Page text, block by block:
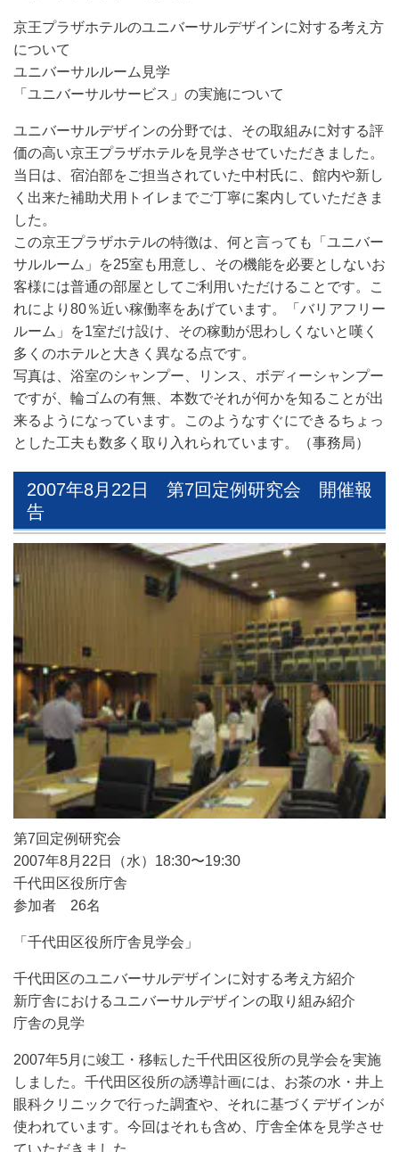
京王プラザホテルのユニバーサルデザインに対する考え方
について
ユニバーサルルーム見学
「ユニバーサルサービス」の実施について
ユニバーサルデザインの分野では、その取組みに対する評
価の高い京王プラザホテルを見学させていただきました。
当日は、宿泊部をご担当されていた中村氏に、館内や新し
く出来た補助犬用トイレまでご丁寧に案内していただきま
した。
この京王プラザホテルの特徴は、何と言っても「ユニバー
サルルーム」を25室も用意し、その機能を必要としないお
客様には普通の部屋としてご利用いただけることです。こ
れにより80％近い稼働率をあげています。「バリアフリー
ルーム」を1室だけ設け、その稼動が思わしくないと嘆く
多くのホテルと大きく異なる点です。
写真は、浴室のシャンプー、リンス、ボディーシャンプー
ですが、輪ゴムの有無、本数でそれが何かを知ることが出
来るようになっています。このようなすぐにできるちょっ
とした工夫も数多く取り入れられています。（事務局）
2007年8月22日 第7回定例研究会 開催報
告
第7回定例研究会
2007年8月22日（水）18:30〜19:30
千代田区役所庁舎
参加者 26名
「千代田区役所庁舎見学会」
千代田区のユニバーサルデザインに対する考え方紹介
新庁舎におけるユニバーサルデザインの取り組み紹介
庁舎の見学
2007年5月に竣工・移転した千代田区役所の見学会を実施
しました。千代田区役所の誘導計画には、お茶の水・井上
眼科クリニックで行った調査や、それに基づくデザインが
使われています。今回はそれも含め、庁舎全体を見学させ
ていただきました。